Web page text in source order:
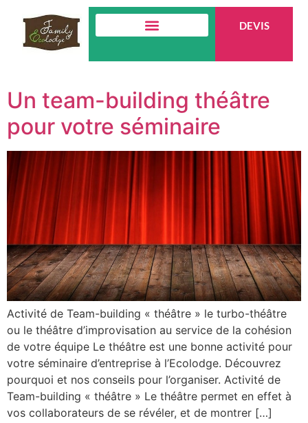
DEVIS
Un team-building théâtre
pour votre séminaire
Activité de Team-building « théâtre » le turbo-théâtre
ou le théâtre d’improvisation au service de la cohésion
de votre équipe Le théâtre est une bonne activité pour
votre séminaire d’entreprise à l’Ecolodge. Découvrez
pourquoi et nos conseils pour l’organiser. Activité de
Team-building « théâtre » Le théâtre permet en effet à
vos collaborateurs de se révéler, et de montrer […]